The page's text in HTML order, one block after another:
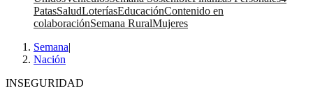
PatasSaludLoteríasEducaciónContenido en
colaboraciónSemana RuralMujeres
Semana|
Nación
INSEGURIDAD